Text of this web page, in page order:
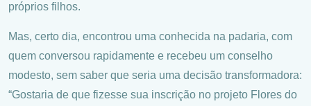
próprios filhos.
Mas, certo dia, encontrou uma conhecida na padaria, com
quem conversou rapidamente e recebeu um conselho
modesto, sem saber que seria uma decisão transformadora:
“Gostaria de que fizesse sua inscrição no projeto Flores do